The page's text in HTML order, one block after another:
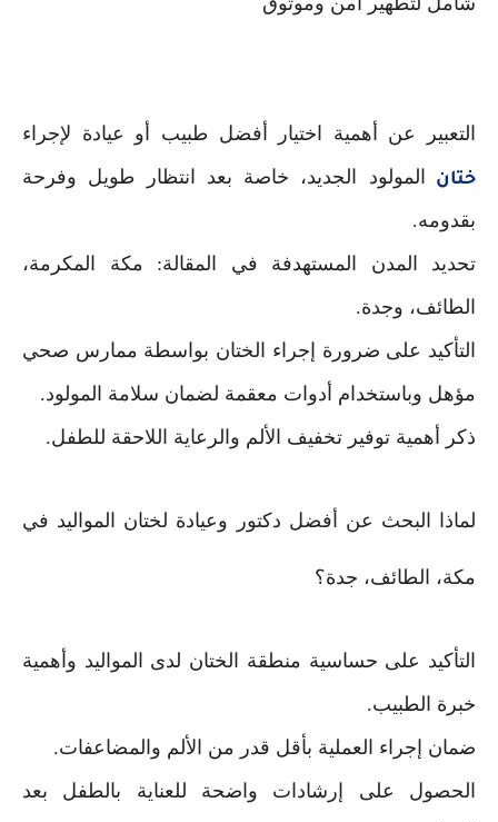
التعبير عن أهمية اختيار أفضل طبيب أو عيادة لإجراء
ختان
المولود الجديد، خاصة بعد انتظار طويل وفرحة
بقدومه.
تحديد المدن المستهدفة في المقالة: مكة المكرمة،
الطائف، وجدة.
التأكيد على ضرورة إجراء الختان بواسطة ممارس صحي
مؤهل وباستخدام أدوات معقمة لضمان سلامة المولود.
ذكر أهمية توفير تخفيف الألم والرعاية اللاحقة للطفل.
لماذا البحث عن أفضل دكتور وعيادة لختان المواليد في
مكة، الطائف، جدة؟
التأكيد على حساسية منطقة الختان لدى المواليد وأهمية
خبرة الطبيب.
ضمان إجراء العملية بأقل قدر من الألم والمضاعفات.
الحصول على إرشادات واضحة للعناية بالطفل بعد